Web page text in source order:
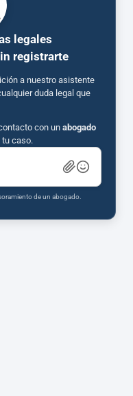
legales
registrarte
a nuestro asistente
duda legal que
con un abogado
caso.
de un abogado.